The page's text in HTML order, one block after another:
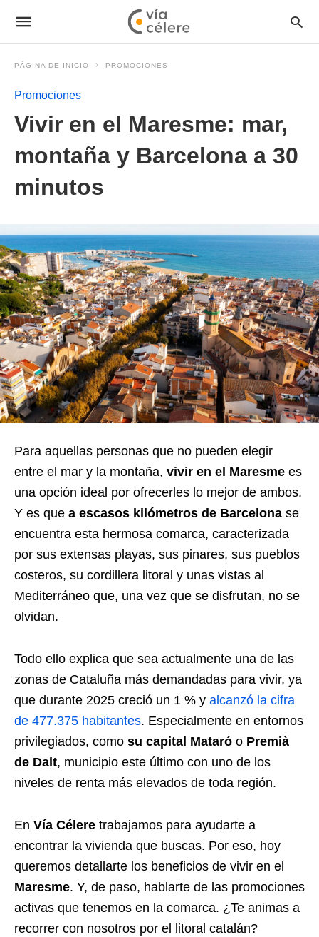
PÁGINA DE INICIO PROMOCIONES
Promociones
Vivir en el Maresme: mar,
montaña y Barcelona a 30
minutos
Para aquellas personas que no pueden elegir
entre el mar y la montaña, vivir en el Maresme es
una opción ideal por ofrecerles lo mejor de ambos.
Y es que a escasos kilómetros de Barcelona se
encuentra esta hermosa comarca, caracterizada
por sus extensas playas, sus pinares, sus pueblos
costeros, su cordillera litoral y unas vistas al
Mediterráneo que, una vez que se disfrutan, no se
olvidan.
Todo ello explica que sea actualmente una de las
zonas de Cataluña más demandadas para vivir, ya
que durante 2025 creció un 1 % y alcanzó la cifra
de 477.375 habitantes. Especialmente en entornos
privilegiados, como su capital Mataró o Premià
de Dalt, municipio este último con uno de los
niveles de renta más elevados de toda región.
En Vía Célere trabajamos para ayudarte a
encontrar la vivienda que buscas. Por eso, hoy
queremos detallarte los beneficios de vivir en el
Maresme. Y, de paso, hablarte de las promociones
activas que tenemos en la comarca. ¿Te animas a
recorrer con nosotros por el litoral catalán?